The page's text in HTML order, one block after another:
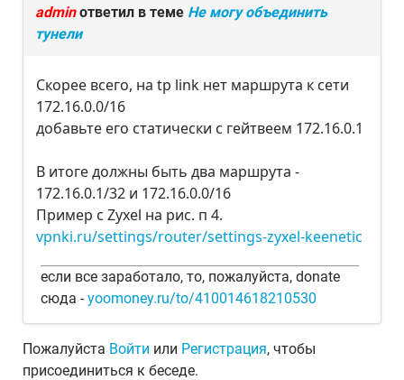
adminответил в теме Не могу объединить
тунели
Скорее всего, на tp link нет маршрута к сети
172.16.0.0/16
добавьте его статически с гейтвеем 172.16.0.1
В итоге должны быть два маршрута -
172.16.0.1/32 и 172.16.0.0/16
Пример с Zyxel на рис. п 4.
vpnki.ru/settings/router/settings-zyxel-keenetic
если все заработало, то, пожалуйста, donate
сюда -yoomoney.ru/to/410014618210530
Пожалуйста Войти или Регистрация, чтобы
присоединиться к беседе.